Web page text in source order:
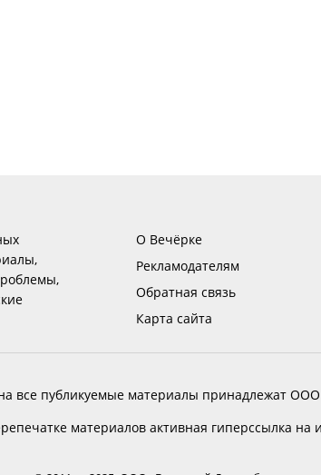
О Вечёрке
Рекламодателям
Обратная связь
Карта сайта
все публикуемые материалы принадлежат
материалов активная гиперссылка на